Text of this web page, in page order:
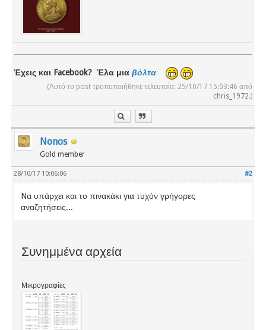
Έχεις και Facebook? Έλα μια βόλτα
(Αυτό το post τροποποιήθηκε τελευταία: 25/10/17 15:03:46 από
chris_1972.)
Nonos
Gold member
#2
28/10/17 10:06:06
Nα υπάρχει και το πινακάκι για τυχόν γρήγορες
αναζητήσεις...
Συνημμένα αρχεία
Μικρογραφίες